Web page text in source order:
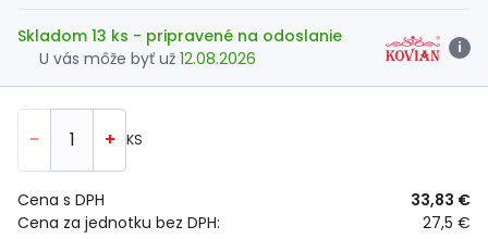
Skladom 13 ks - pripravené na odoslanie
U vás môže byť už 12.08.2026
i
- + KS
Cena za jednotku bez DPH: 27,5 €
Cena s DPH 33,83 €